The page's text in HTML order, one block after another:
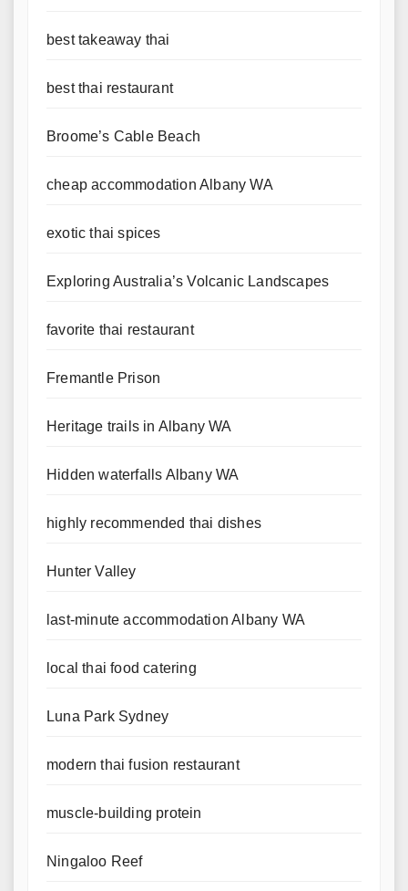
best takeaway thai
best thai restaurant
Broome’s Cable Beach
cheap accommodation Albany WA
exotic thai spices
Exploring Australia’s Volcanic Landscapes
favorite thai restaurant
Fremantle Prison
Heritage trails in Albany WA
Hidden waterfalls Albany WA
highly recommended thai dishes
Hunter Valley
last-minute accommodation Albany WA
local thai food catering
Luna Park Sydney
modern thai fusion restaurant
muscle-building protein
Ningaloo Reef